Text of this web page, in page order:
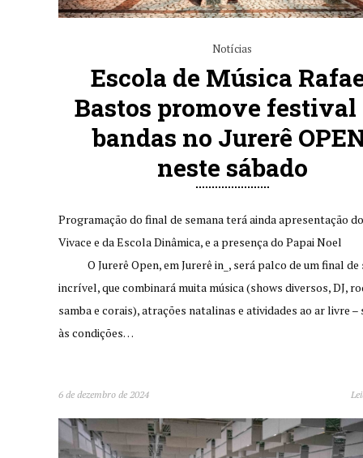
Notícias
Escola de Música
Bastos promove festival
bandas no Jurerê
neste sábado
Programação do final de semana terá ainda apresentação
Vivace e da Escola Dinâmica, e a presença do Papai Noel
O Jurerê Open, em Jurerê in_, será palco de um final de
incrível, que combinará muita música (shows diversos, DJ,
samba e corais), atrações natalinas e atividades ao ar livre –
às condições…
6 de dezembro de 2024